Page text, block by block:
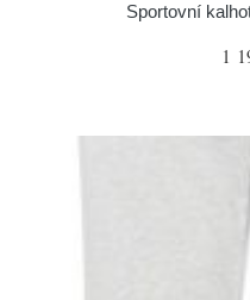
Sportovní
1